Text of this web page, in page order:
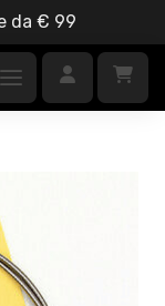
da € 99